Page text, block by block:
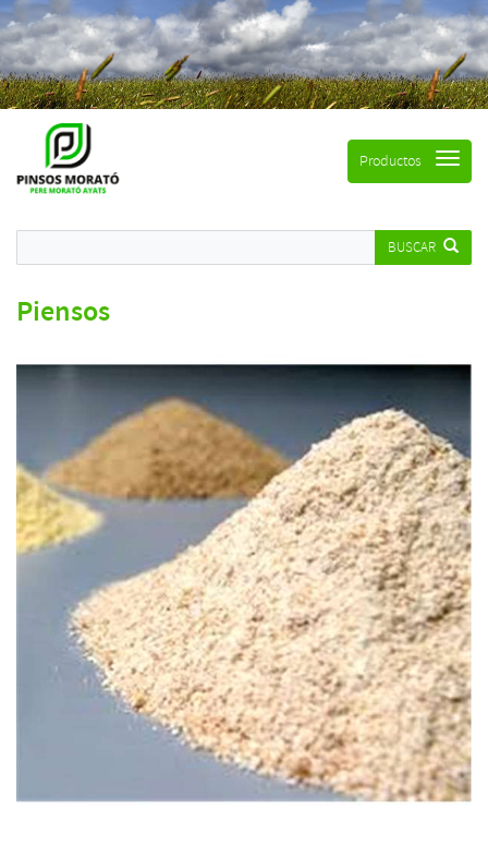
Productos
BUSCAR
Piensos